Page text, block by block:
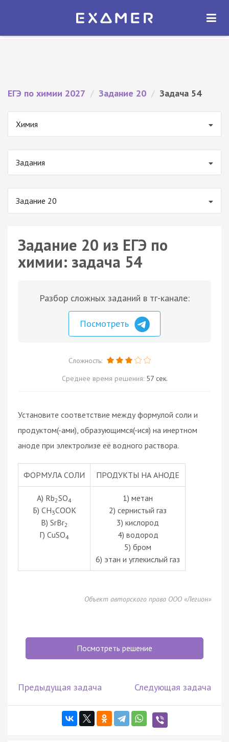
Экзамер — ЕГЭ 2027
ОТКРЫТЬ
ЕГЭ по химии 2027 / Задание 20 / Задача 54
Химия
Задания
Задание 20
Задание 20 из ЕГЭ по
химии: задача 54
Разбор сложных заданий в тг-канале:
Посмотреть
Сложность:
Среднее время решения: 57 сек.
Установите соответствие между формулой соли и
продуктом(-ами), образующимся(-ися) на инертном
аноде при электролизе её водного раствора.
ФОРМУЛА СОЛИ ПРОДУКТЫ НА АНОДЕ
А) Rb2SO4
Б) CH3COOK
В) SrBr2
Г) CuSO4
1) метан
2) сернистый газ
3) кислород
4) водород
5) бром
6) этан и углекислый газ
Объект авторского права ООО «Легион»
Посмотреть решение
Предыдущая задача Следующая задача